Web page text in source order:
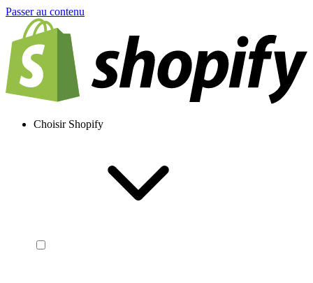
Passer au contenu
Choisir Shopify